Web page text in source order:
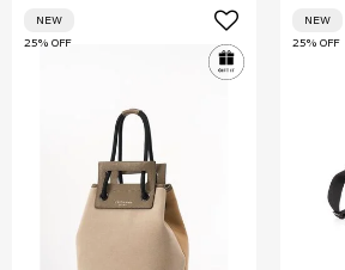
25% OFF
NEW
25% OFF
NEW